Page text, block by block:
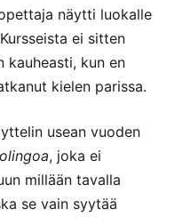
näytti luokalle
ei sitten
kauheasti, kun en
kielen parissa.
usean vuoden
, joka ei
millään tavalla
se vain syytää